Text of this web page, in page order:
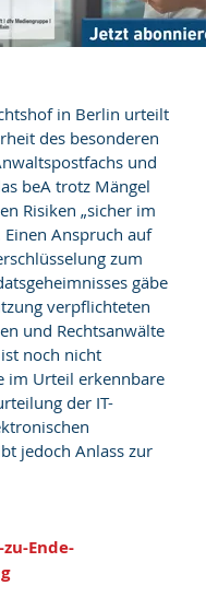
in Berlin urteilt
des besonderen
und
beA trotz Mängel
Risiken „sicher im
Einen Anspruch auf
zum
gäbe
verpflichteten
und Rechtsanwälte
noch nicht
im Urteil erkennbare
der IT-
jedoch Anlass zur
Ende-